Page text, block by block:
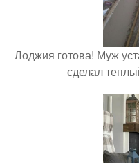
Лоджия готова! Муж
сделал